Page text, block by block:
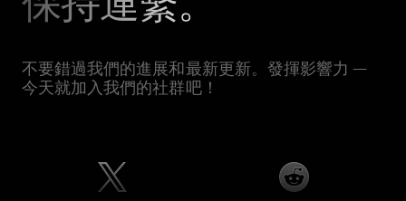
不要錯過我們的進展和最新更新。發揮影響力 —
今天就加入我們的社群吧！